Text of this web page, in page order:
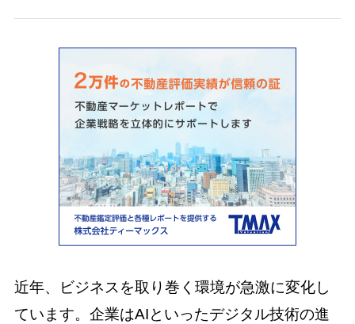
近年、ビジネスを取り巻く環境が急激に変化し
ています。企業はAIといったデジタル技術の進